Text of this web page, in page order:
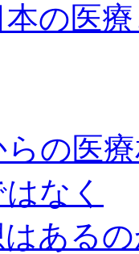
の医
の医
なく
ある